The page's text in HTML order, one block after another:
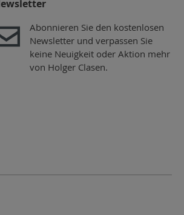
Abonnieren Sie den kostenlosen
Newsletter und verpassen Sie
keine Neuigkeit oder Aktion mehr
von Holger Clasen.